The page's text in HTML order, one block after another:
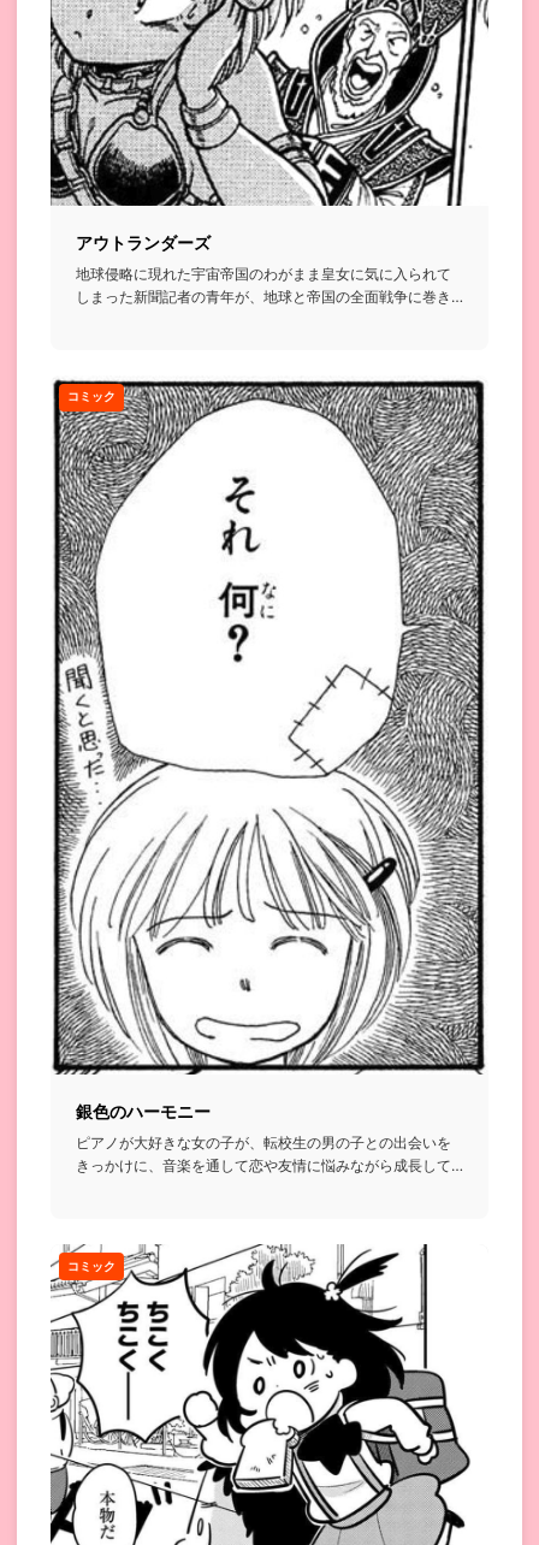
アウトランダーズ
地球侵略に現れた宇宙帝国のわがまま皇女に気に入られて
しまった新聞記者の青年が、地球と帝国の全面戦争に巻き
コミック
銀色のハーモニー
ピアノが大好きな女の子が、転校生の男の子との出会いを
きっかけに、音楽を通して恋や友情に悩みながら成長して
コミック